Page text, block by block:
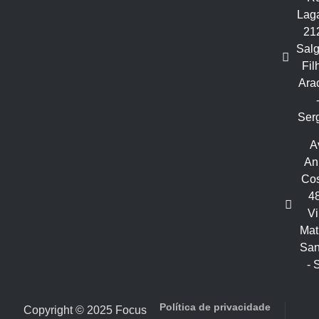
-
-
Copyright © 2025 Focus
Política de privacidade